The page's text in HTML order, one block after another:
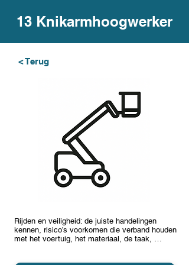
13 Knikarmhoogwerker
< Terug
Rijden en veiligheid: de juiste handelingen
kennen, risico’s voorkomen die verband houden
met het voertuig, het materiaal, de taak, …